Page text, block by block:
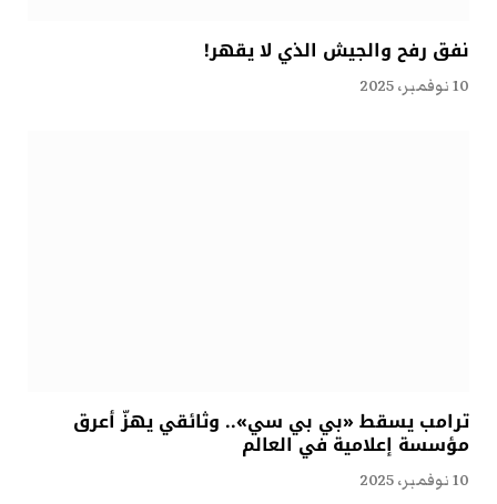
نفق رفح والجيش الذي لا يقهر!
10 نوفمبر، 2025
ترامب يسقط «بي بي سي».. وثائقي يهزّ أعرق
مؤسسة إعلامية في العالم
10 نوفمبر، 2025